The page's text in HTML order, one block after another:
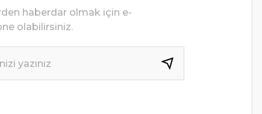
haberdar olmak için e-
olabilirsiniz.